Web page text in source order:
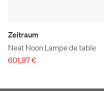
Zeitraum
Neat Noon Lampe de table
601,97 €